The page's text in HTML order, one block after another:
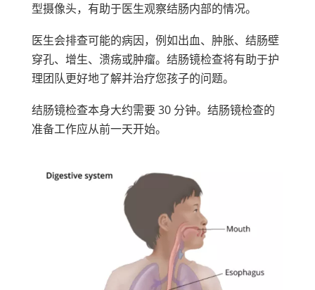
型摄像头，有助于医生观察结肠内部的情况。
医生会排查可能的病因，例如出血、肿胀、结肠壁
穿孔、增生、溃疡或肿瘤。结肠镜检查将有助于护
理团队更好地了解并治疗您孩子的问题。
结肠镜检查本身大约需要 30 分钟。结肠镜检查的
准备工作应从前一天开始。